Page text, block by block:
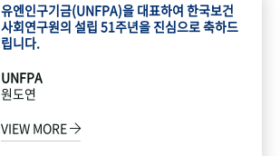
유엔인구기금(UNFPA)을 대표하여 한국보건
사회연구원의 설립 51주년을 진심으로 축하드
립니다.
UNFPA
원도연
VIEW MORE